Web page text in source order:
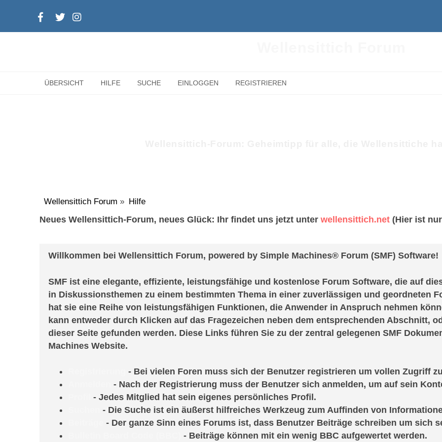
ÜBERSICHT HILFE SUCHE EINLOGGEN REGISTRIEREN
Wellensittich Forum » Hilfe
Neues Wellensittich-Forum, neues Glück: Ihr findet uns jetzt unter wellensittich.net (Hier ist
Willkommen bei Wellensittich Forum, powered by Simple Machines® Forum (SMF) Software!
SMF ist eine elegante, effiziente, leistungsfähige und kostenlose Forum Software, die auf
in Diskussionsthemen zu einem bestimmten Thema in einer zuverlässigen und geordneten
hat sie eine Reihe von leistungsfähigen Funktionen, die Anwender in Anspruch nehmen
kann entweder durch Klicken auf das Fragezeichen neben dem entsprechenden Abschnitt,
dieser Seite gefunden werden. Diese Links führen Sie zu der zentral gelegenen SMF
Machines Website.
- Bei vielen Foren muss sich der Benutzer registrieren um vollen Zugriff
- Nach der Registrierung muss der Benutzer sich anmelden, um auf sein
- Jedes Mitglied hat sein eigenes persönliches Profil.
- Die Suche ist ein äußerst hilfreiches Werkzeug zum Auffinden von
- Der ganze Sinn eines Forums ist, dass Benutzer Beiträge schreiben um sich
- Beiträge können mit ein wenig BBC aufgewertet werden.